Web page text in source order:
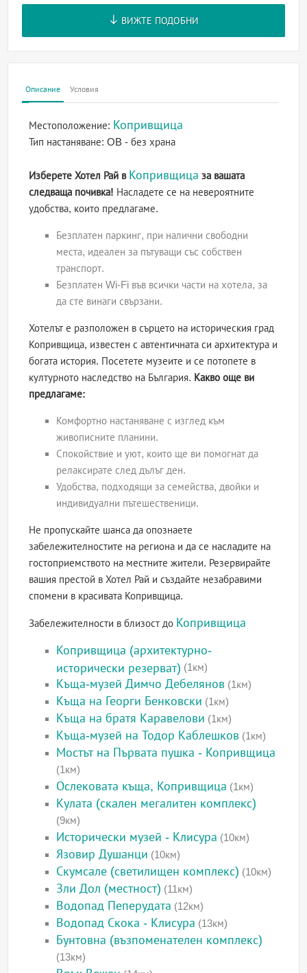
ВИЖТЕ ПОДОБНИ
Описание Условия
Местоположение: Копривщица
Тип настаняване:OB - без храна
Изберете Хотел Рай в Копривщица за вашата
следваща почивка! Насладете се на невероятните
удобства, които предлагаме.
Безплатен паркинг, при налични свободни
места, идеален за пътуващи със собствен
транспорт.
Безплатен Wi-Fi във всички части на хотела, за
да сте винаги свързани.
Хотелът е разположен в сърцето на историческия град
Копривщица, известен с автентичната си архитектура и
богата история. Посетете музеите и се потопете в
културното наследство на България. Какво още ви
предлагаме:
Комфортно настаняване с изглед към
живописните планини.
Спокойствие и уют, които ще ви помогнат да
релаксирате след дълъг ден.
Удобства, подходящи за семейства, двойки и
индивидуални пътешественици.
Не пропускайте шанса да опознаете
забележителностите на региона и да се насладите на
гостоприемството на местните жители. Резервирайте
вашия престой в Хотел Рай и създайте незабравими
спомени в красивата Копривщица.
Забележителности в близост до Копривщица
Копривщица (архитектурно-
исторически резерват) (1км)
Къща-музей Димчо Дебелянов (1км)
Къща на Георги Бенковски (1км)
Къща на братя Каравелови (1км)
Къща-музей на Тодор Каблешков (1км)
Мостът на Първата пушка - Копривщица
(1км)
Ослековата къща, Копривщица (1км)
Кулата (скален мегалитен комплекс)
(9км)
Исторически музей - Клисура (10км)
Язовир Душанци (10км)
Скумсале (светилищен комплекс) (10км)
Зли Дол (местност) (11км)
Водопад Пеперудата (12км)
Водопад Скока - Клисура (13км)
Бунтовна (възпоменателен комплекс)
(13км)